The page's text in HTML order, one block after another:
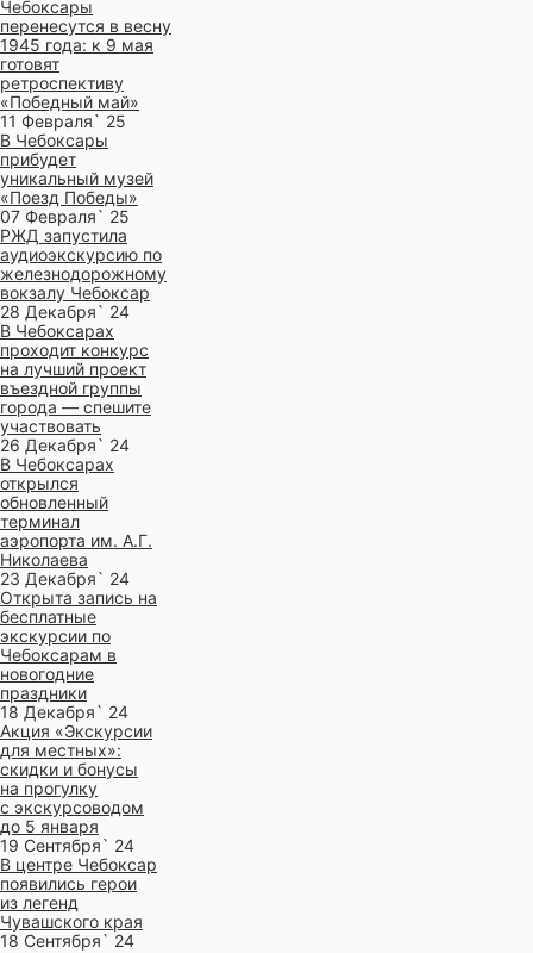
Чебоксары
перенесутся в весну
1945 года: к 9 мая
готовят
ретроспективу
«Победный май»
11 Февраля` 25
В Чебоксары
прибудет
уникальный музей
«Поезд Победы»
07 Февраля` 25
РЖД запустила
аудиоэкскурсию по
железнодорожному
вокзалу Чебоксар
28 Декабря` 24
В Чебоксарах
проходит конкурс
на лучший проект
въездной группы
города — спешите
участвовать
26 Декабря` 24
В Чебоксарах
открылся
обновленный
терминал
аэропорта им. А.Г.
Николаева
23 Декабря` 24
Открыта запись на
бесплатные
экскурсии по
Чебоксарам в
новогодние
праздники
18 Декабря` 24
Акция «Экскурсии
для местных»:
скидки и бонусы
на прогулку
с экскурсоводом
до 5 января
19 Сентября` 24
В центре Чебоксар
появились герои
из легенд
Чувашского края
18 Сентября` 24